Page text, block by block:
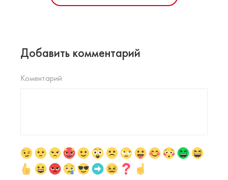
Добавить комментарий
Коментарий